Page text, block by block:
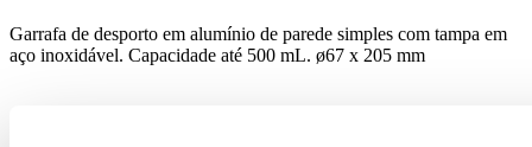
Garrafa de desporto em alumínio de parede simples com tampa em
aço inoxidável. Capacidade até 500 mL. ø67 x 205 mm